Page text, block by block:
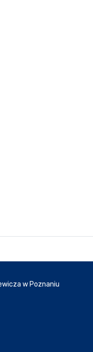
w Poznaniu